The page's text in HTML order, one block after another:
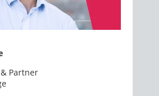
Partner